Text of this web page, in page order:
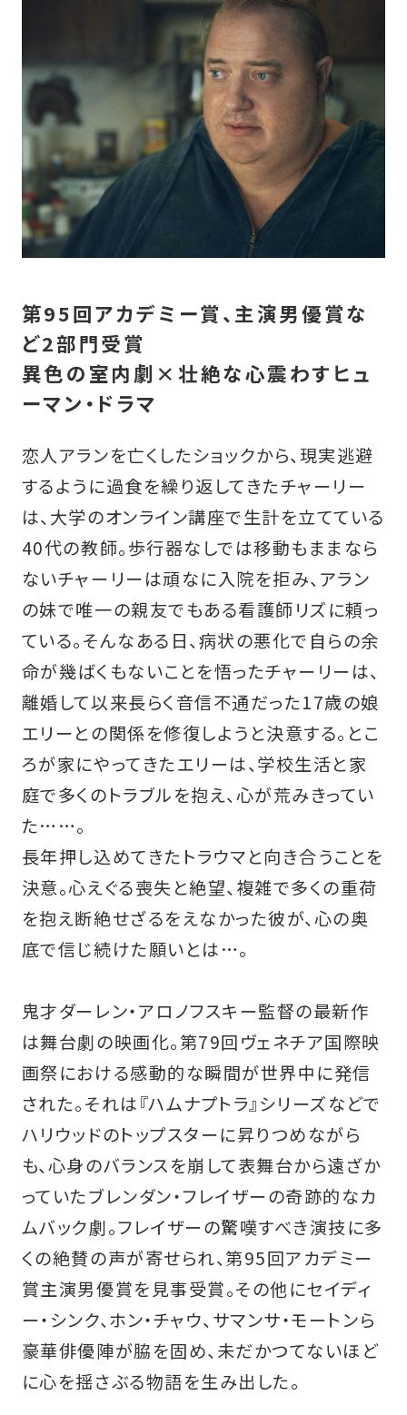
第95回アカデミー賞、主演男優賞な
ど2部門受賞
異色の室内劇×壮絶な心震わすヒュ
ーマン・ドラマ
恋人アランを亡くしたショックから、現実逃避
するように過食を繰り返してきたチャーリー
は、大学のオンライン講座で生計を立てている
40代の教師。歩行器なしでは移動もままなら
ないチャーリーは頑なに入院を拒み、アラン
の妹で唯一の親友でもある看護師リズに頼っ
ている。そんなある日、病状の悪化で自らの余
命が幾ばくもないことを悟ったチャーリーは、
離婚して以来長らく音信不通だった17歳の娘
エリーとの関係を修復しようと決意する。とこ
ろが家にやってきたエリーは、学校生活と家
庭で多くのトラブルを抱え、心が荒みきってい
た……。
長年押し込めてきたトラウマと向き合うことを
決意。心えぐる喪失と絶望、複雑で多くの重荷
を抱え断絶せざるをえなかった彼が、心の奥
底で信じ続けた願いとは…。
鬼才ダーレン・アロノフスキー監督の最新作
は舞台劇の映画化。第79回ヴェネチア国際映
画祭における感動的な瞬間が世界中に発信
された。それは『ハムナプトラ』シリーズなどで
ハリウッドのトップスターに昇りつめながら
も、心身のバランスを崩して表舞台から遠ざか
っていたブレンダン・フレイザーの奇跡的なカ
ムバック劇。フレイザーの驚嘆すべき演技に多
くの絶賛の声が寄せられ、第95回アカデミー
賞主演男優賞を見事受賞。その他にセイディ
ー・シンク、ホン・チャウ、サマンサ・モートンら
豪華俳優陣が脇を固め、未だかつてないほど
に心を揺さぶる物語を生み出した。